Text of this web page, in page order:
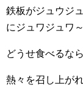
鉄板がジュウジ
にジュワジュワ～
どうせ食べるな
熱々を召し上がれ